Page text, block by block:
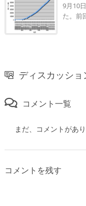
9月10
た。前
ディスカッショ
コメント一覧
まだ、コメントがあ
コメントを残す